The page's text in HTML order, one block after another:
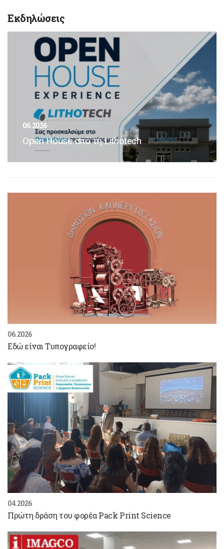
Εκδηλώσεις
06.2026
Open House από τη Lithotech
06.2026
Εδώ είναι Τυπογραφείο!
04.2026
Πρώτη δράση του φορέα Pack Print Science